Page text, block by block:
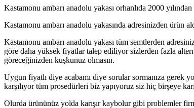
Kastamonu ambarı anadolu yakası orhanlıda 2000
Kastamonu ambarı anadolu yakasında adresinizden
Kastamonu ambarı anadolu yakası tüm semtlerden
göre daha yüksek fiyatlar talep ediliyor sizlerden fazla
göreceğinizden kuşkunuz olmasın.
Uygun fiyatlı diye acabamı diye sorular sormanıza gerek
karşılıyor tüm prosedürleri biz yapıyoruz siz hiç birşeye
Olurda ürününüz yolda karışır kaybolur gibi problemler